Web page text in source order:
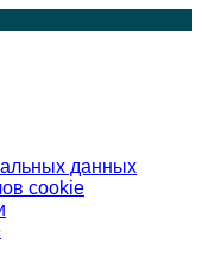
данных
cookie